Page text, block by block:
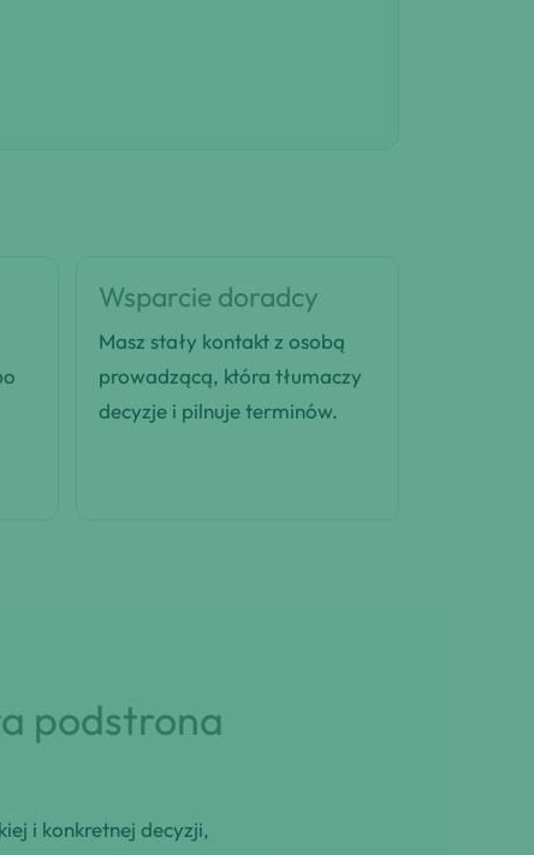
Wsparcie doradcy
Masz stały kontakt z osobą
prowadzącą, która tłumaczy
decyzje i pilnuje terminów.
podstrona
i konkretnej decyzji,